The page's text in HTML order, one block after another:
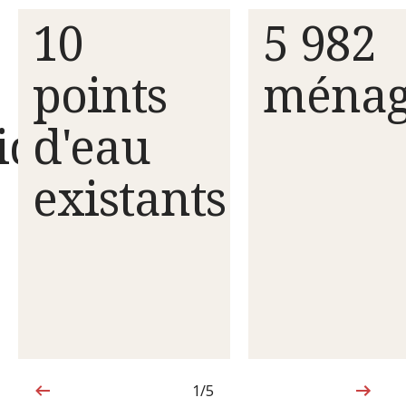
10
points
d'eau
existants
5 982
1sur5
1/5